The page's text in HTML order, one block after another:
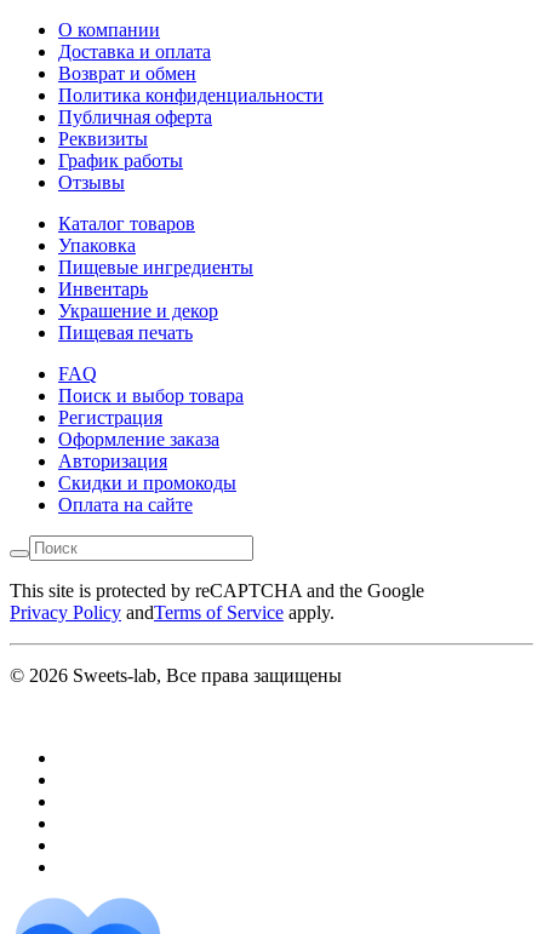
О компании
Доставка и оплата
Возврат и обмен
Политика конфиденциальности
Публичная оферта
Реквизиты
График работы
Отзывы
Каталог товаров
Упаковка
Пищевые ингредиенты
Инвентарь
Украшение и декор
Пищевая печать
FAQ
Поиск и выбор товара
Регистрация
Оформление заказа
Авторизация
Скидки и промокоды
Оплата на сайте
This site is protected by reCAPTCHA and the Google
Privacy Policy andTerms of Service apply.
© 2026 Sweets-lab, Все права защищены